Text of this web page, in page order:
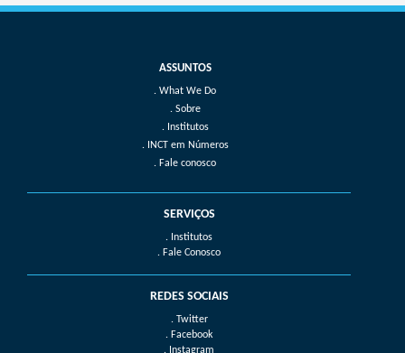
What We Do
Sobre
Institutos
INCT em Números
Fale conosco
SERVIÇOS
. Institutos
. Fale Conosco
REDES SOCIAIS
. Twitter
. Facebook
. Instagram